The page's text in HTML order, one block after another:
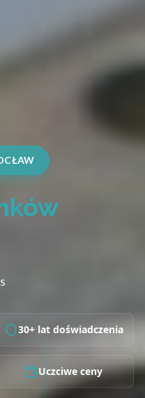
30+ lat doświadczenia
Uczciwe ceny